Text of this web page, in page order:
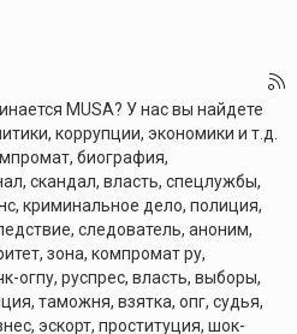
MUSA? У нас вы найдете
коррупции, экономики и т.д.
биография,
скандал, власть, спецлужбы,
криминальное дело, полиция,
следователь, аноним,
зона, компромат ру,
огпу, руспрес, власть, выборы,
таможня, взятка, опг, судья,
эскорт, проституция, шок-